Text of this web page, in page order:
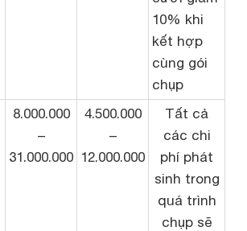
10% khi
kết hợp
cùng gói
chụp
8.000.000
–
31.000.000
4.500.000
–
12.000.000
Tất cả
các chi
phí phát
sinh trong
quá trình
chụp sẽ